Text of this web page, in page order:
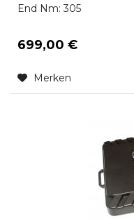
End Nm: 305
699,00 €
Merken